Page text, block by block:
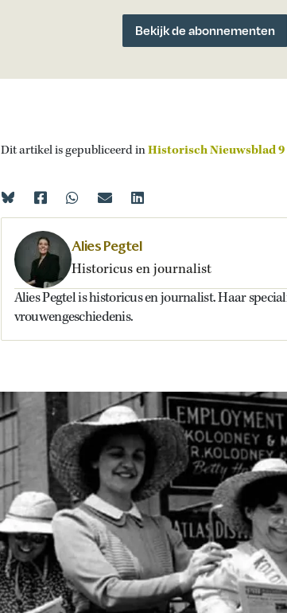
Bekijk de abonnementen
Dit artikel is gepubliceerd inHistorisch Nieuwsblad 9
Alies Pegtel
Historicus en journalist
Alies Pegtel is historicus en journalist. Haar
vrouwengeschiedenis.